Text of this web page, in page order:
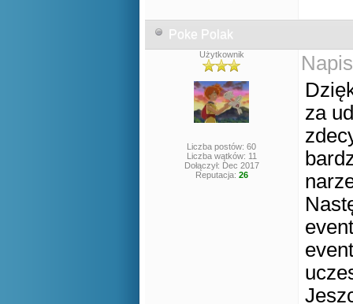
Poke Polak
Użytkownik
Liczba postów: 60
Liczba wątków: 11
Dołączył: Dec 2017
Reputacja: 26
za